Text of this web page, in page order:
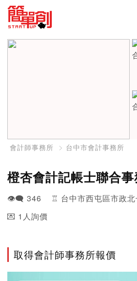
會計師事務所 台中市會計事務所
橙杏會計記帳士聯合
👁️‍🗨️ 346 ♖ 台中市西屯區市政北
💌 1人詢價
取得會計師事務所報價